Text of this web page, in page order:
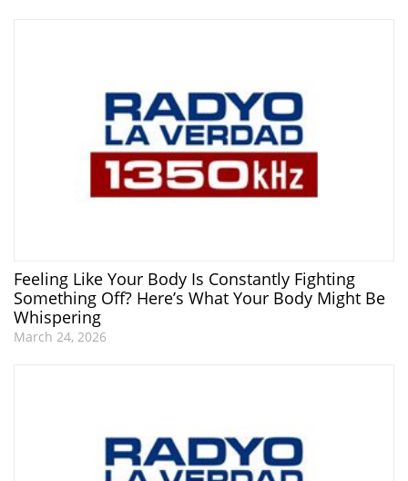
Feeling Like Your Body Is Constantly Fighting
Something Off? Here’s What Your Body Might Be
Whispering
March 24, 2026